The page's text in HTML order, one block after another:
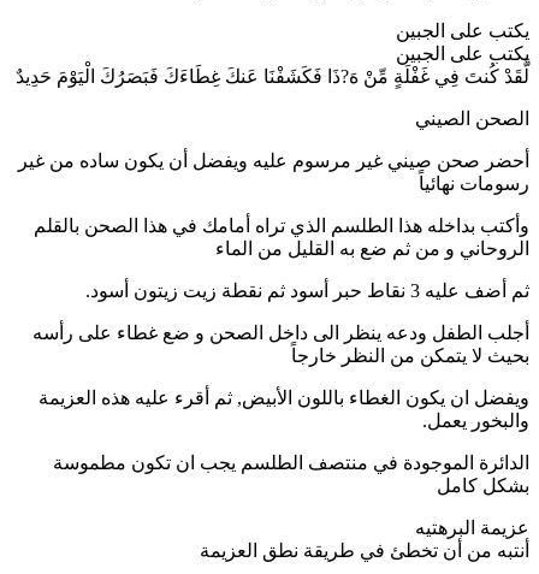
يكتب على الجبين
يكتب على الجبين
لَّقَدْ كُنتَ فِي غَفْلَةٍ مِّنْ هَ?ذَا فَكَشَفْنَا عَنكَ غِطَاءَكَ فَبَصَرُكَ الْيَوْمَ حَدِيدٌ
الصحن الصيني
أحضر صحن صيني غير مرسوم عليه ويفضل أن يكون ساده من غير
رسومات نهائياً
وأكتب بداخله هذا الطلسم الذي تراه أمامك في هذا الصحن بالقلم
الروحاني و من ثم ضع به القليل من الماء
ثم أضف عليه 3 نقاط حبر أسود ثم نقطة زيت زيتون أسود.
أجلب الطفل ودعه ينظر الى داخل الصحن و ضع غطاء على رأسه
بحيث لا يتمكن من النظر خارجاً
ويفضل ان يكون الغطاء باللون الأبيض, ثم أقرء عليه هذه العزيمة
والبخور يعمل.
الدائرة الموجودة في منتصف الطلسم يجب ان تكون مطموسة
بشكل كامل
عزيمة البرهتيه
أنتبه من أن تخطئ في طريقة نطق العزيمة